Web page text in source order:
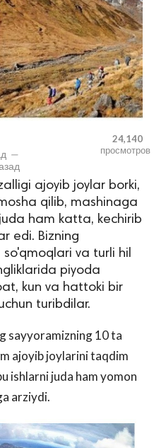
—
24,140
просмотров
ajoyib joylar borki,
qilib, mashinaga
ham katta, kechirib
edi. Bizning
va turli hil
piyoda
kun va hattoki bir
turibdilar.
sayyoramizning 10 ta
ajoyib joylarini taqdim
ishlarni juda ham yomon
arziydi.